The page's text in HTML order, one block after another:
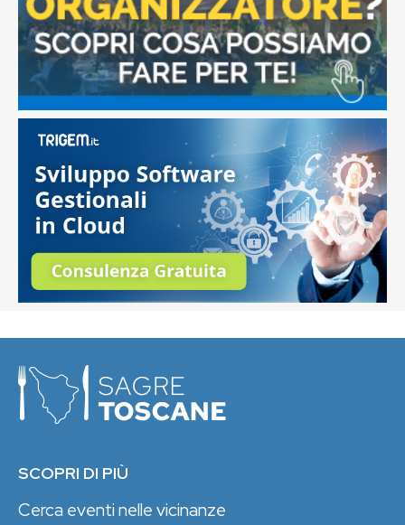
SCOPRI DI PIÙ
Cerca eventi nelle vicinanze